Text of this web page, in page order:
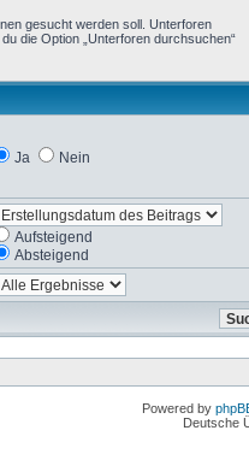
gesucht werden soll. Unterforen
die Option „Unterforen durchsuchen“
Ja Nein
Aufsteigend
Absteigend
Powered by
Deutsche